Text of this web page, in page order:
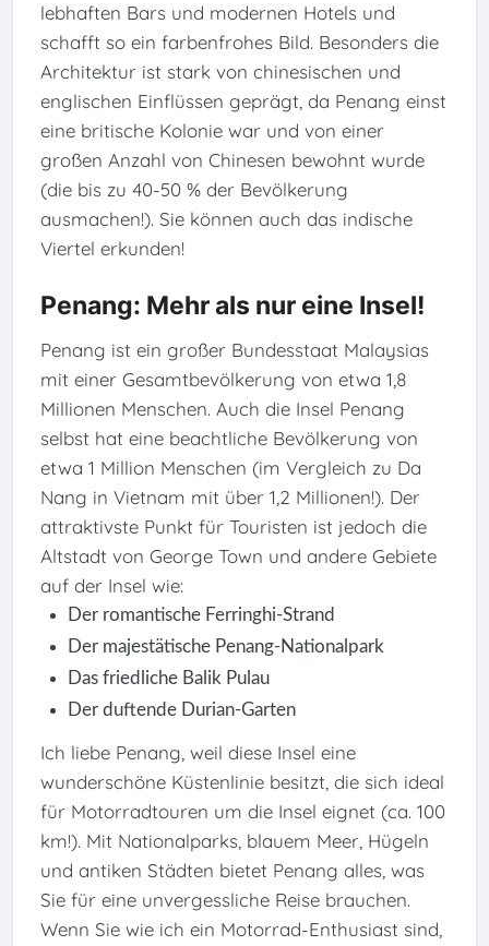
lebhaften Bars und modernen Hotels und
schafft so ein farbenfrohes Bild. Besonders die
Architektur ist stark von chinesischen und
englischen Einflüssen geprägt, da Penang einst
eine britische Kolonie war und von einer
großen Anzahl von Chinesen bewohnt wurde
(die bis zu 40-50 % der Bevölkerung
ausmachen!). Sie können auch das indische
Viertel erkunden!
Penang: Mehr als nur eine Insel!
Penang ist ein großer Bundesstaat Malaysias
mit einer Gesamtbevölkerung von etwa 1,8
Millionen Menschen. Auch die Insel Penang
selbst hat eine beachtliche Bevölkerung von
etwa 1 Million Menschen (im Vergleich zu Da
Nang in Vietnam mit über 1,2 Millionen!). Der
attraktivste Punkt für Touristen ist jedoch die
Altstadt von George Town und andere Gebiete
auf der Insel wie:
Der romantische Ferringhi-Strand
Der majestätische Penang-Nationalpark
Das friedliche Balik Pulau
Der duftende Durian-Garten
Ich liebe Penang, weil diese Insel eine
wunderschöne Küstenlinie besitzt, die sich ideal
für Motorradtouren um die Insel eignet (ca. 100
km!). Mit Nationalparks, blauem Meer, Hügeln
und antiken Städten bietet Penang alles, was
Sie für eine unvergessliche Reise brauchen.
Wenn Sie wie ich ein Motorrad-Enthusiast sind,